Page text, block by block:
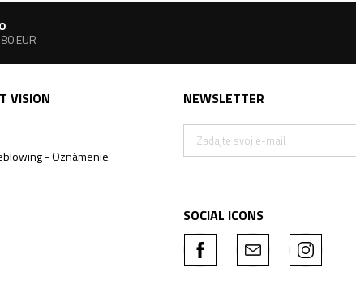
EUR
VISION
- Oznámenie
NEWSLETTER
SOCIAL ICONS